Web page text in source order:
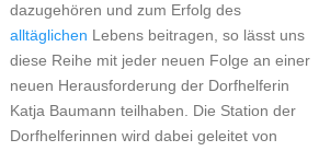
dazugehören und zum Erfolg des
alltäglichen Lebens beitragen, so lässt uns
diese Reihe mit jeder neuen Folge an einer
neuen Herausforderung der Dorfhelferin
Katja Baumann teilhaben. Die Station der
Dorfhelferinnen wird dabei geleitet von